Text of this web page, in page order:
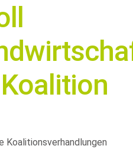
Koalitionsverhandlungen